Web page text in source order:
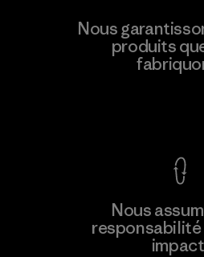
plus
MAS Active (Pvt)
Nous
produits
Nous